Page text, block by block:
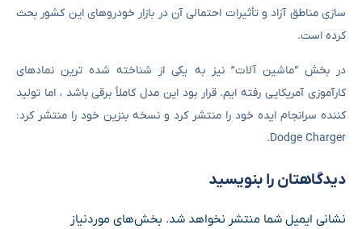
سازی مناطق آزاد و تأثیرات احتمالی آن در بازار خودروهای این کشور بحث
کرده است.
در بخش “ماشین آلات” نیز به یکی از شناخته شده ترین نمادهای
کارآموزی آمریکایی رفته ایم. قرار بود این مدل کاملاً برقی باشد ، اما تولید
کننده سرانجام ایده خود را منتشر کرد و نسخه بنزین خود را منتشر کرد:
Dodge Charger.
دیدگاهتان را بنویسید
نشانی ایمیل شما منتشر نخواهد شد. بخش‌های موردنیاز